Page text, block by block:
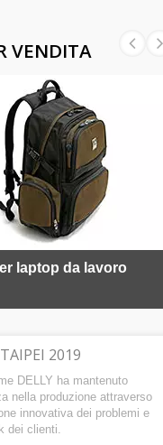
VENDITA
laptop da lavoro
2019
DELLY ha mantenuto
nella produzione attraverso
innovativa dei problemi e
dei clienti.